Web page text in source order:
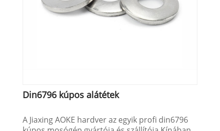
Din6796 kúpos alátétek
A Jiaxing AOKE hardver az egyik profi din6796